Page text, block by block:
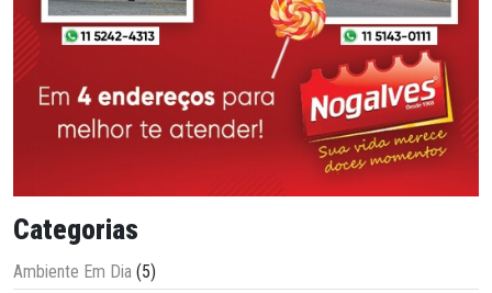
Categorias
Ambiente Em Dia (5)